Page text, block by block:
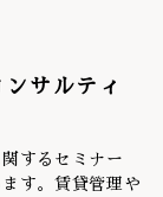
サルティ
するセミナー
す。賃貸管理や